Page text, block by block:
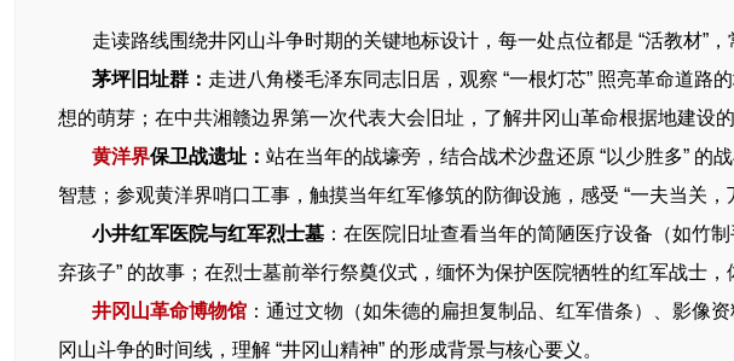
走读路线围绕井冈山斗争时期的关键地标设计，每一处点位都是 “活教材”，
茅坪旧址群： 走进八角楼毛泽东同志旧居，观察 “一根灯芯” 照亮革命道路
想的萌芽；在中共湘赣边界第一次代表大会旧址，了解井冈山革命根据地建设的
黄洋界保卫战遗址：站在当年的战壕旁，结合战术沙盘还原 “以少胜多” 的
智慧；参观黄洋界哨口工事，触摸当年红军修筑的防御设施，感受 “一夫当关，
小井红军医院与红军烈士墓 ：在医院旧址查看当年的简陋医疗设备（如竹
弃孩子” 的故事；在烈士墓前举行祭奠仪式，缅怀为保护医院牺牲的红军战士，
井冈山革命博物馆 ：通过文物（如朱德的扁担复制品、红军借条）、影像
冈山斗争的时间线，理解 “井冈山精神” 的形成背景与核心要义。